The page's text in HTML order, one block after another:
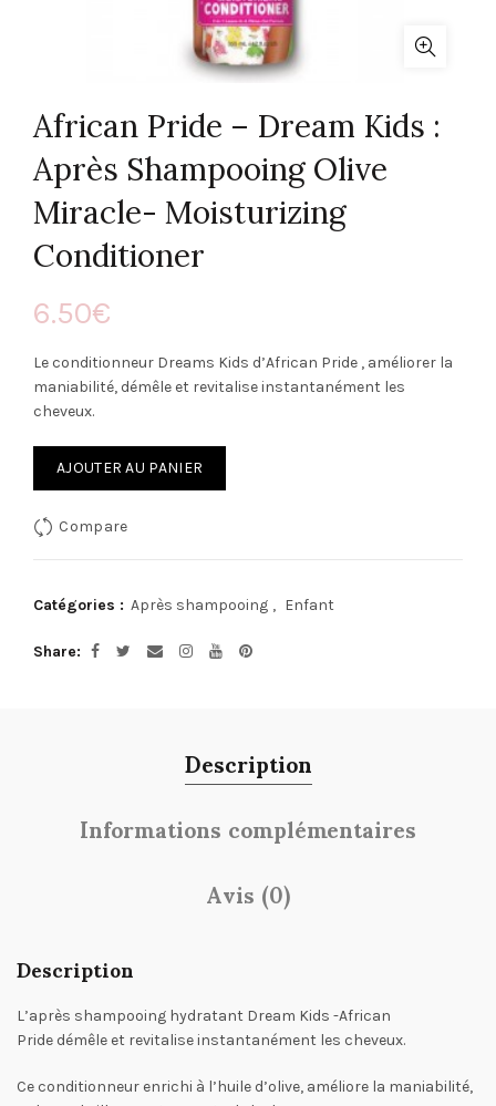
African Pride – Dream Kids :
Après Shampooing Olive
Miracle- Moisturizing
Conditioner
6.50€
Le conditionneur Dreams Kids d’African Pride , améliorer la
maniabilité, démêle et revitalise instantanément les
cheveux.
AJOUTER AU PANIER
Compare
Catégories : Après shampooing , Enfant
Share
Description
Informations complémentaires
Avis (0)
Description
L’après shampooing hydratant Dream Kids -African
Pride démêle et revitalise instantanément les cheveux.
Ce conditionneur enrichi à l’huile d’olive, améliore la maniabilité,